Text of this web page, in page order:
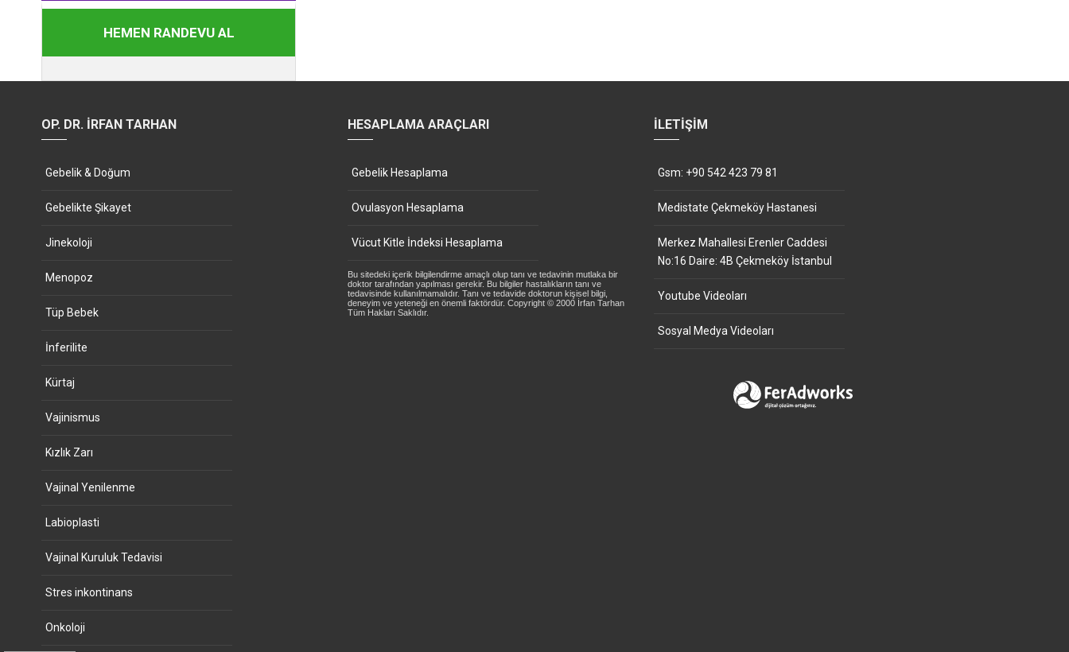
HEMEN RANDEVU AL
OP. DR. İRFAN TARHAN
Gebelik & Doğum
Gebelikte Şikayet
Jinekoloji
Menopoz
Tüp Bebek
İnferilite
Kürtaj
Vajinismus
Kızlık Zarı
Vajinal Yenilenme
Labioplasti
Vajinal Kuruluk Tedavisi
Stres inkontinans
Onkoloji
HESAPLAMA ARAÇLARI
Gebelik Hesaplama
Ovulasyon Hesaplama
Vücut Kitle İndeksi Hesaplama
Bu sitedeki içerik bilgilendirme amaçlı olup tanı ve tedavinin mutlaka bir
doktor tarafından yapılması gerekir. Bu bilgiler hastalıkların tanı ve
tedavisinde kullanılmamalıdır. Tanı ve tedavide doktorun kişisel bilgi,
deneyim ve yeteneği en önemli faktördür. Copyright © 2000 İrfan Tarhan
Tüm Hakları Saklıdır.
İLETIŞIM
Gsm: +90 542 423 79 81
Medistate Çekmeköy Hastanesi
Merkez Mahallesi Erenler Caddesi
No:16 Daire: 4B Çekmeköy İstanbul
Youtube Videoları
Sosyal Medya Videoları